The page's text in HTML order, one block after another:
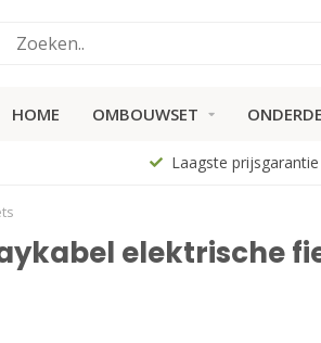
HOME OMBOUWSET
Laagste prijsgarantie
elektrische